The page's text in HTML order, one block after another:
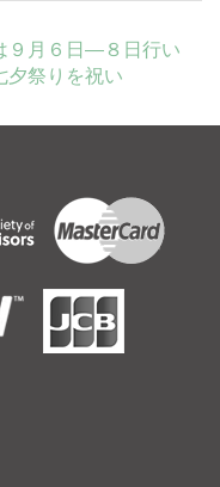
９月６日―８日行い
夕祭りを祝い